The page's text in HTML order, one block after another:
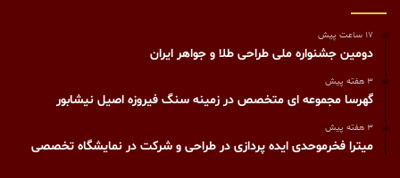
17 ساعت پیش
دومین جشنواره ملی طراحی طلا و جواهر ایران
3 هفته پیش
گهرسا مجموعه ای متخصص در زمینه سنگ فیروزه اصیل نیشابور
3 هفته پیش
میترا فخرموحدی ایده پردازی در طراحی و شرکت در نمایشگاه تخصصی